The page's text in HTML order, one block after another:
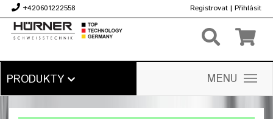
+420601222558 Registrovat | Přihlásit
PRODUKTY MENU